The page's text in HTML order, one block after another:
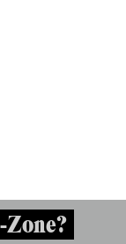
Zone?